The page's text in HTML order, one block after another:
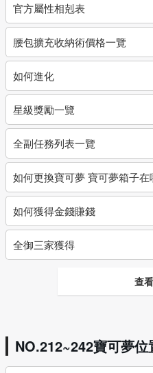
官方屬性相剋表
腰包擴充收納術價格一覽
如何進化
星級獎勵一覽
全副任務列表一覽
如何更換寶可夢 寶可夢箱子在
如何獲得金錢賺錢
全御三家獲得
查
NO.212~242寶可夢